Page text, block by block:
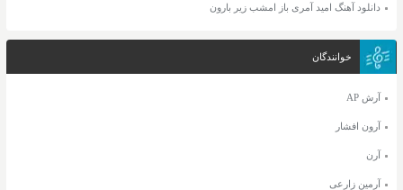
دانلود آهنگ امید آمری باز امشب زیر بارون
خوانندگان
آرش AP
آرون افشار
آرن
آرمین زارعی